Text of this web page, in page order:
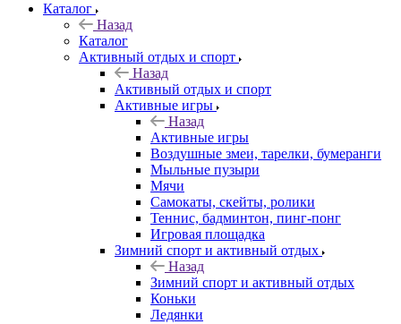
Каталог
Назад
Каталог
Активный отдых и спорт
Назад
Активный отдых и спорт
Активные игры
Назад
Активные игры
Воздушные змеи, тарелки, бумеранги
Мыльные пузыри
Мячи
Самокаты, скейты, ролики
Теннис, бадминтон, пинг-понг
Игровая площадка
Зимний спорт и активный отдых
Назад
Зимний спорт и активный отдых
Коньки
Ледянки